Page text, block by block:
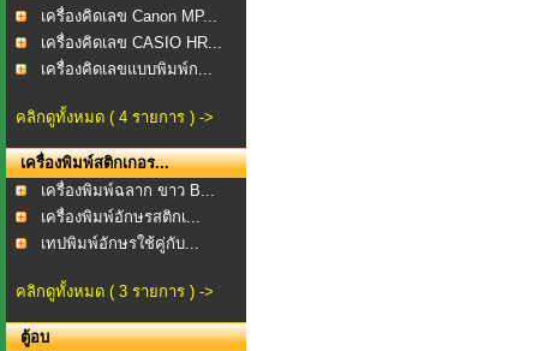
เครื่องคิดเลข Canon MP...
เครื่องคิดเลข CASIO HR...
เครื่องคิดเลขแบบพิมพ์ก...
คลิกดูทั้งหมด ( 4 รายการ ) ->
เครื่องพิมพ์สติกเกอร...
เครื่องพิมพ์ฉลาก ขาว B...
เครื่องพิมพ์อักษรสติกเ...
เทปพิมพ์อักษรใช้คู่กับ...
คลิกดูทั้งหมด ( 3 รายการ ) ->
ตู้อบ